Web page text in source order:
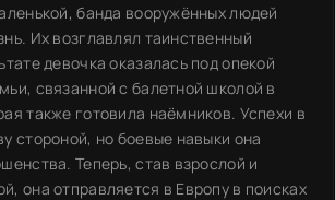
банда вооружённых людей
Их возглавлял таинственный
девочка оказалась под опекой
связанной с балетной школой в
также готовила наёмников. Успехи в
стороной, но боевые навыки она
Теперь, став взрослой и
она отправляется в Европу в поисках